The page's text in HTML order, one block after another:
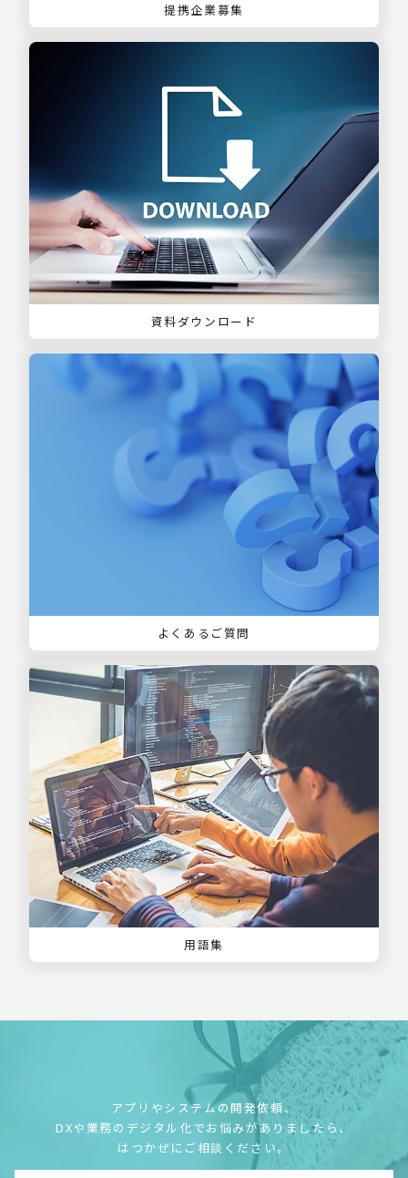
提携企業募集
資料ダウンロード
よくあるご質問
用語集
アプリやシステムの開発依頼、
DXや業務のデジタル化でお悩みがありましたら、
はつかぜにご相談ください。